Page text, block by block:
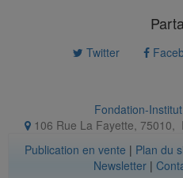
Twitter
Fondation-
106 Rue La Fayette, 75010,
Publication en vente | Plan du
Newsletter|